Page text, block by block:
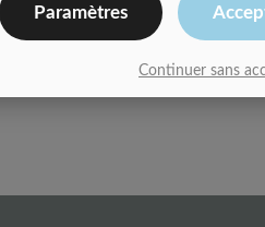
votre tableau
Paramètres
Continuer sans